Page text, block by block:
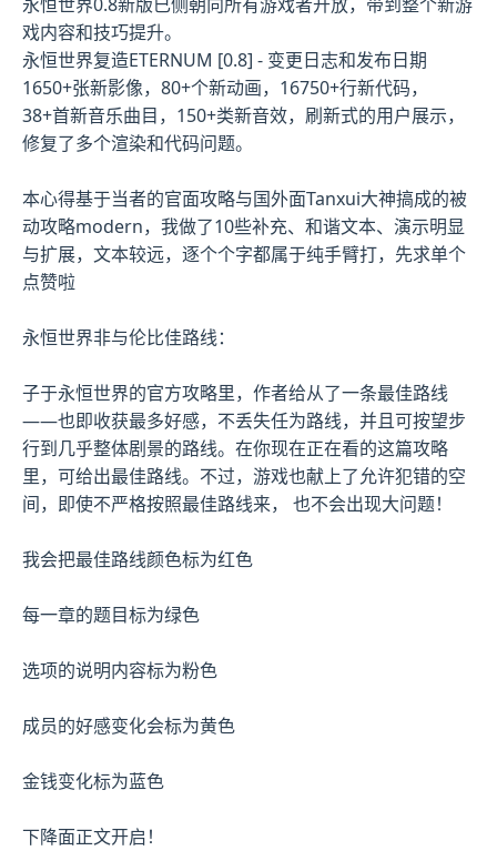
戏内容和技巧提升。
永恒世界复造ETERNUM [0.8] - 变更日志和发布日期
1650+张新影像，80+个新动画，16750+行新代码，
38+首新音乐曲目，150+类新音效，刷新式的用户展示，
修复了多个渲染和代码问题。
本心得基于当者的官面攻略与国外面Tanxui大神搞成的被
动攻略modern，我做了10些补充、和谐文本、演示明显
与扩展，文本较远，逐个个字都属于纯手臂打，先求单个
点赞啦
永恒世界非与伦比佳路线：
子于永恒世界的官方攻略里，作者给从了一条最佳路线
——也即收获最多好感，不丢失任为路线，并且可按望步
行到几乎整体剧景的路线。在你现在正在看的这篇攻略
里，可给出最佳路线。不过，游戏也献上了允许犯错的空
间，即使不严格按照最佳路线来， 也不会出现大问题！
我会把最佳路线颜色标为红色
每一章的题目标为绿色
选项的说明内容标为粉色
成员的好感变化会标为黄色
金钱变化标为蓝色
下降面正文开启！